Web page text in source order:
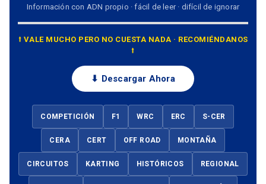
Información con ADN propio · fácil de leer · difícil de ignorar
⭡ VALE MUCHO PERO NO CUESTA NADA · RECOMIÉNDANOS
⭡
⬇ Descargar Ahora
COMPETICIÓN F1 WRC ERC S-CER
CERA CERT OFF ROAD MONTAÑA
CIRCUITOS KARTING HISTÓRICOS REGIONAL